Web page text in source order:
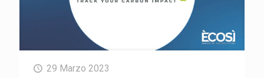
29 Marzo 2023